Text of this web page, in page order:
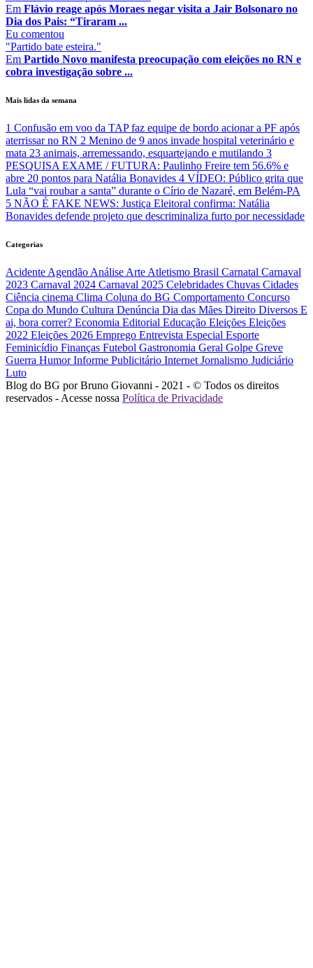
Em Flávio reage após Moraes negar visita a Jair Bolsonaro no
Dia dos Pais: “Tiraram ...
Eu comentou
"Partido bate esteira."
Em Partido Novo manifesta preocupação com eleições no RN e
cobra investigação sobre ...
Mais lidas da semana
1 Confusão em voo da TAP faz equipe de bordo acionar a PF após
aterrissar no RN 2 Menino de 9 anos invade hospital veterinário e
mata 23 animais, arremessando, esquartejando e mutilando 3
PESQUISA EXAME / FUTURA: Paulinho Freire tem 56.6% e
abre 20 pontos para Natália Bonavides 4 VÍDEO: Público grita que
Lula “vai roubar a santa” durante o Círio de Nazaré, em Belém-PA
5 NÃO É FAKE NEWS: Justiça Eleitoral confirma: Natália
Bonavides defende projeto que descriminaliza furto por necessidade
Categorias
Acidente Agendão Análise Arte Atletismo Brasil Carnatal Carnaval
2023 Carnaval 2024 Carnaval 2025 Celebridades Chuvas Cidades
Ciência cinema Clima Coluna do BG Comportamento Concurso
Copa do Mundo Cultura Denúncia Dia das Mães Direito Diversos E
ai, bora correr? Economia Editorial Educação Eleições Eleições
2022 Eleições 2026 Emprego Entrevista Especial Esporte
Feminicídio Finanças Futebol Gastronomia Geral Golpe Greve
Guerra HumorInforme Publicitário Internet Jornalismo Judiciário
Luto
Blog do BG por Bruno Giovanni - 2021 - © Todos os direitos
reservados - Acesse nossa Política de Privacidade